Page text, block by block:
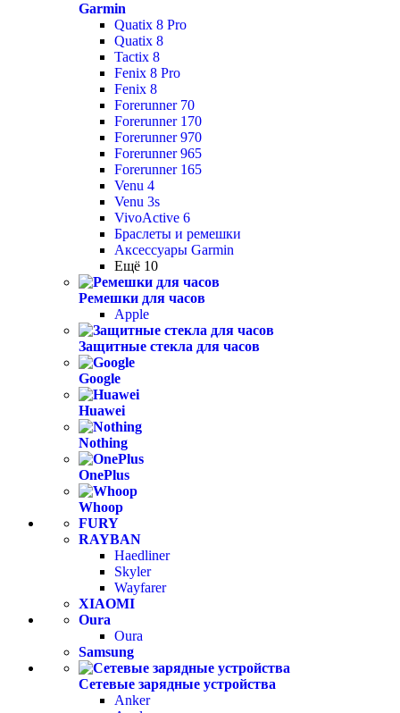
Garmin
Quatix 8 Pro
Quatix 8
Tactix 8
Fenix 8 Pro
Fenix 8
Forerunner 70
Forerunner 170
Forerunner 970
Forerunner 965
Forerunner 165
Venu 4
Venu 3s
VivoActive 6
Браслеты и ремешки
Аксессуары Garmin
Ещё 10
Ремешки для часов
Apple
Защитные стекла для часов
Google
Huawei
Nothing
OnePlus
Whoop
FURY
RAYBAN
Haedliner
Skyler
Wayfarer
XIAOMI
Oura
Oura
Samsung
Сетевые зарядные устройства
Anker